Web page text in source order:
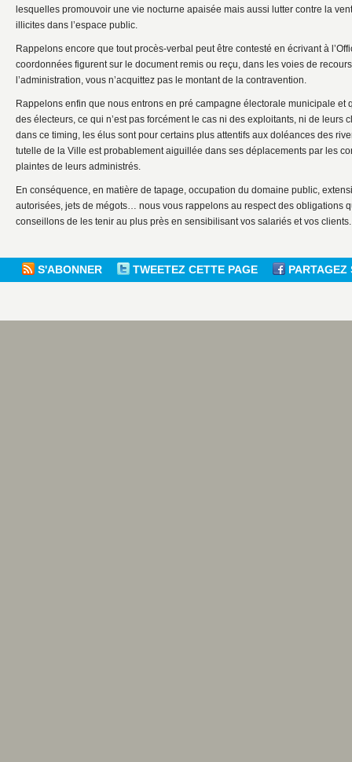
lesquelles promouvoir une vie nocturne apaisée mais aussi lutter contre la
illicites dans l’espace public.
Rappelons encore que tout procès-verbal peut être contesté en écrivant à
coordonnées figurent sur le document remis ou reçu, dans les voies de
l’administration, vous n’acquittez pas le montant de la contravention.
Rappelons enfin que nous entrons en pré campagne électorale municipale et
des électeurs, ce qui n’est pas forcément le cas ni des exploitants, ni de leurs
dans ce timing, les élus sont pour certains plus attentifs aux doléances des
tutelle de la Ville est probablement aiguillée dans ses déplacements par les
plaintes de leurs administrés.
En conséquence, en matière de tapage, occupation du domaine public,
autorisées, jets de mégots… nous vous rappelons au respect des obligations
conseillons de les tenir au plus près en sensibilisant vos salariés et vos clients.
S'ABONNER TWEETEZ CETTE PAGE PARTAGEZ